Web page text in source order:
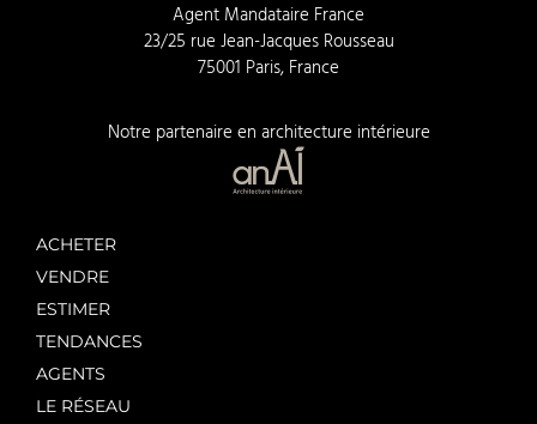
Agent Mandataire France
23/25 rue Jean-Jacques Rousseau
75001 Paris, France
Notre partenaire en architecture intérieure
ACHETER
VENDRE
ESTIMER
TENDANCES
AGENTS
LE RÉSEAU